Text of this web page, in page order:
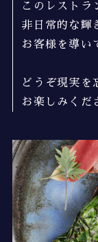
このレストラ
非日常的な輝
お客様を導い
どうぞ現実を
お楽しみくだ